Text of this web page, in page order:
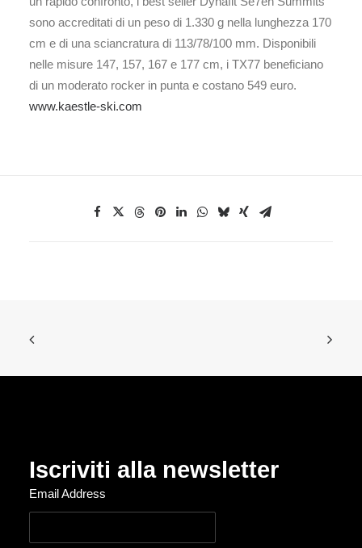
sono accreditati di un peso di 1.330 g nella lunghezza 170
cm e di una sciancratura di 113/78/100 mm. Disponibili
nelle misure 147, 157, 167 e 177 cm, i TX77 beneficiano
di un moderato rocker in punta e costano 549 euro.
www.kaestle-ski.com
Iscriviti alla newsletter
Email Address